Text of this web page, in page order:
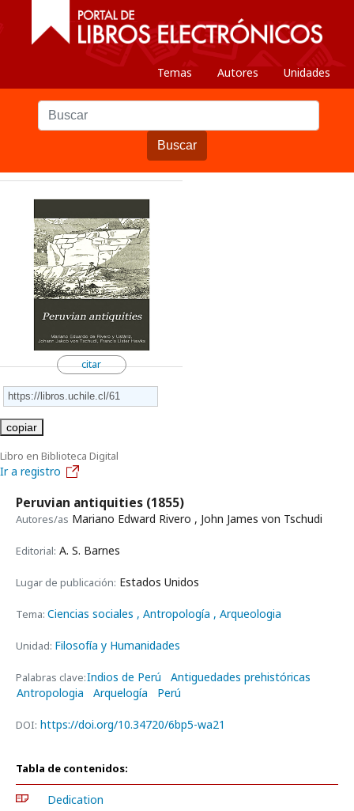
Temas Autores Unidades
Buscar
citar
copiar
Libro en Biblioteca Digital
Ir a registro
Peruvian antiquities (1855)
Autores/as Mariano Edward Rivero , John James von Tschudi
Editorial: A. S. Barnes
Lugar de publicación: Estados Unidos
Tema: Ciencias sociales , Antropología , Arqueologia
Unidad: Filosofía y Humanidades
Palabras clave:Indios de Perú
Antiguedades prehistóricas
Antropologia
Arquelogía Perú
DOI: https://doi.org/10.34720/6bp5-wa21
Tabla de contenidos:
Dedication